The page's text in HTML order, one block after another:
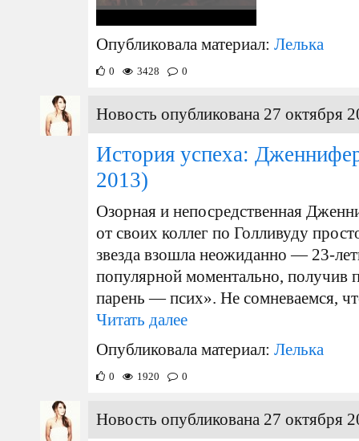
Опубликовала материал: Лелька
0 3428 0
Новость опубликована 27 октября
История успеха:
2013)
Озорная и непосредственная
от своих коллег по Голливуду
звезда взошла неожиданно — 23-
популярной моментально,
парень — псих». Не сомневаемся,
Читать далее
Опубликовала материал: Лелька
0 1920 0
Новость опубликована 27 октября